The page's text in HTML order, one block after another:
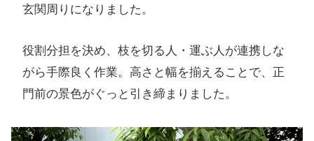
玄関周りに​なりました。​
役割分担を決め、枝を切る人・運ぶ人が連携しな
がら手際良く作業。高さと幅を揃えることで、正
門前の景色がぐっと引き締まりました。